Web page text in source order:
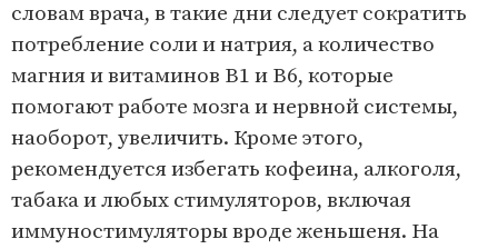
словам врача, в такие дни следует сократить
потребление соли и натрия, а количество
магния и витаминов В1 и В6, которые
помогают работе мозга и нервной системы,
наоборот, увеличить. Кроме этого,
рекомендуется избегать кофеина, алкоголя,
табака и любых стимуляторов, включая
иммуностимуляторы вроде женьшеня. На